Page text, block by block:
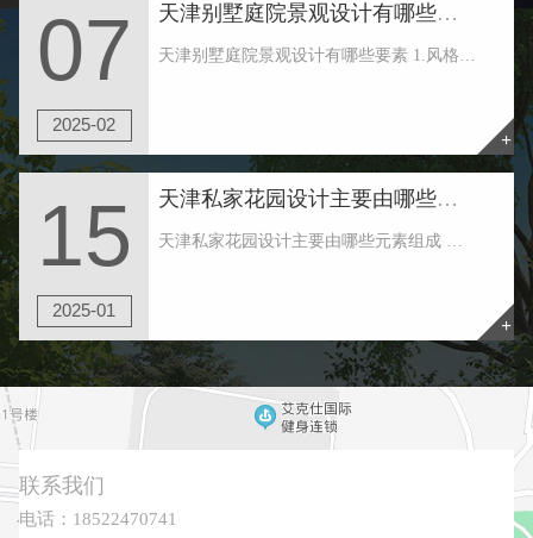
07
2025-02
天津别墅庭院景观设计有哪些要素
天津别墅庭院景观设计有哪些要素 1.风格早确认 天津别墅庭院景观设计首先要建立一种自己喜欢的风格。也可根据建筑物的风格大致定下花园的类型。一般，院子款式可简略分为：规矩式和天然式。比较常见的风格有：中式、日式、欧式、美式、田园、地中海以......
+
15
2025-01
天津私家花园设计主要由哪些元素组成
天津私家花园设计主要由哪些元素组成 天津私家花园周围的绿地形状往往是不规则的，这要求花园绿地形成一个常绿厚绿带，在天津私家花园住宅区形成一个美丽的环境，不同于外界。并形成立体水平，有高大的树木，攀缘植物，厚厚的灌木，良好的地面覆盖等。 ......
+
联系我们
电话：18522470741